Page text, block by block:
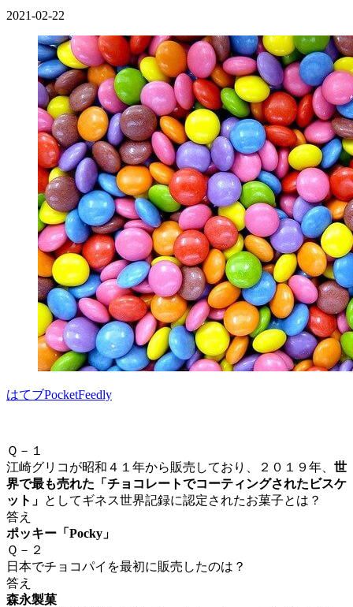
2021-02-22
はてブPocketFeedly
Ｑ－１
江崎グリコが昭和４１年から販売しており、２０１９年、 世
界で最も売れた「チョコレートでコーティングされたビスケ
ット」 としてギネス世界記録に認定されたお菓子とは？
答え
ポッキー「Pocky」
Ｑ－２
日本でチョコパイを最初に販売したのは？
答え
森永製菓